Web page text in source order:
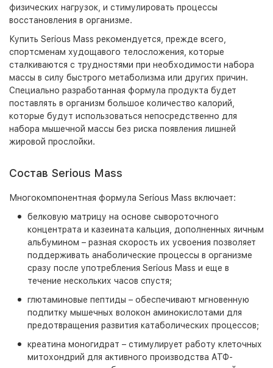
физических нагрузок, и стимулировать процессы
восстановления в организме.
Купить Serious Mass рекомендуется, прежде всего,
спортсменам худощавого телосложения, которые
сталкиваются с трудностями при необходимости набора
массы в силу быстрого метаболизма или других причин.
Специально разработанная формула продукта будет
поставлять в организм большое количество калорий,
которые будут использоваться непосредственно для
набора мышечной массы без риска появления лишней
жировой прослойки.
Состав Serious Mass
Многокомпонентная формула Serious Mass включает:
белковую матрицу на основе сывороточного
концентрата и казеината кальция, дополненных яичным
альбумином – разная скорость их усвоения позволяет
поддерживать анаболические процессы в организме
сразу после употребления Serious Mass и еще в
течение нескольких часов спустя;
глютаминовые пептиды – обеспечивают мгновенную
подпитку мышечных волокон аминокислотами для
предотвращения развития катаболических процессов;
креатина моногидрат – стимулирует работу клеточных
митохондрий для активного производства АТФ-